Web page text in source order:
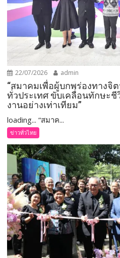
22/07/2026 admin
“สมาคมเพื่อผู้บกพร่องทางจิ
ทั่วประเทศ ขับเคลื่อนทักษะชี
งานอย่างเท่าเทียม”
loading... “สมาค...
ข่าวทั่วไทย